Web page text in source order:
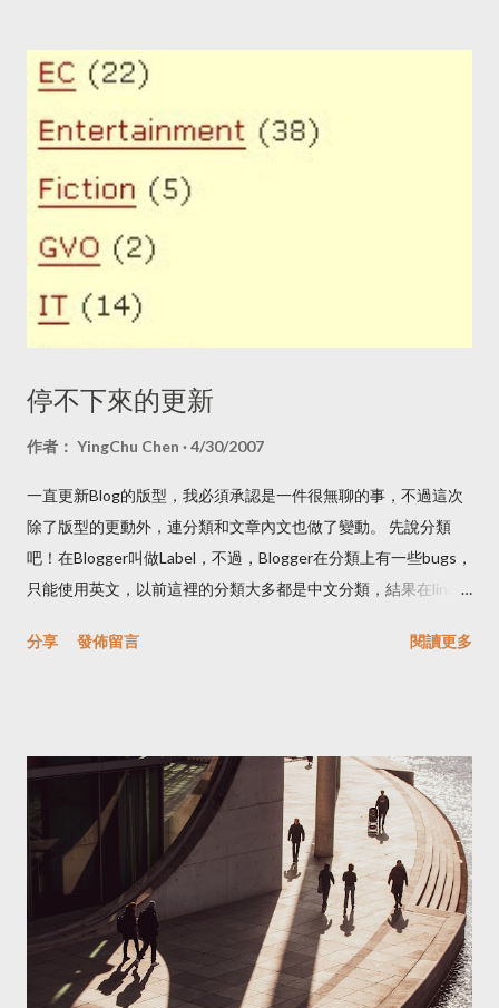
歐盟《數位服務法》，因為我在讀《數位服務法》草案時，該草
它，而且更多著重在預防盜版、仿冒，保護消費者的法案。所以
限縮言論自由時，我其實是一頭問號的，但一直到今天我才有時
閱讀法案的心得，與擔任的職務無關。 如果最近注意一下網路的
資訊，有幾件事該注意一下： 有許多人在社群平台，如Facebook
或是其他網路看到一些廣告，而這些廣告可能是要你支持台灣農
產品、台灣製的產品，結果你收到時，上面還寫著簡體字，通常
年時就有新聞稿在警告「 一頁式廣告詐騙多 小心查證保障多
」，之後像公視或是其他單位都有相關的活動在提醒大家小心這
保留證據，等到追查到時已經找不到對方了。 有不少親密照片與
影片在情侶分手後，被報復性的上傳到情色網站或透過即時通訊
傳到親友的帳號裡，或是被洩露個資，遭到公開的霸凌。 之前有
一個專題：「 青春煉獄：網路獵騙性私密影像事件簿 」，光是讀
完這個專題報導我就覺得受傷。 有人使用 Deep Fake 把台灣名人
電話問某個部會，如果消費者在國外電子商務平台買東西，但資
料被外洩怎麼辦？雖然政府願意協助，但衡量至國外打官司的時
間和成本，就會讓人卻步。 有些行為在現實世界裡有法...
停不下來的更新
作者： YingChu Chen 4/30/2007
一直更新Blog的版型，我必須承認是一件很無聊的事，不過這次
除了版型的更動外，連分類和文章內文也做了變動。 先說分類
吧！在Blogger叫做Label，不過，Blogger在分類上有一些bugs，
只能使用英文，以前這裡的分類大多都是中文分類，結果在link上
項目，把出版的文章和一些教學的文章分開來，雖然已經很久沒
以在分類上就出現了如右圖一般的情況，在英文標籤裡會有文
章，但是在中文標籤裡是沒有文章出現的，但奇怪的是，有些中
文標籤已經不見了，然而在Beauty-Beta這個部落格裡，我也做
了分類上的變動，由於以前用英文開頭的Label，所以在label的變
動上倒是不用擔心會有這樣的情況。 再來是文章的內容，把以前
的文章重新分類，標題前面的一些全形符號或是分類刪掉，除了
一些比較特殊的，我會留著，例如壹陸壹，因為在label裡為了統
一，我留著原本的E61，但人家的店名是壹陸壹，所以留下文章
分享 發佈留言 閱讀更多